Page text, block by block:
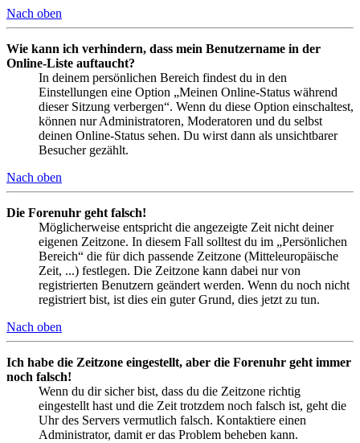
Nach oben
Wie kann ich verhindern, dass mein Benutzername in der
Online-Liste auftaucht?
In deinem persönlichen Bereich findest du in den
Einstellungen eine Option „Meinen Online-Status während
dieser Sitzung verbergen“. Wenn du diese Option einschaltest,
können nur Administratoren, Moderatoren und du selbst
deinen Online-Status sehen. Du wirst dann als unsichtbarer
Besucher gezählt.
Nach oben
Die Forenuhr geht falsch!
Möglicherweise entspricht die angezeigte Zeit nicht deiner
eigenen Zeitzone. In diesem Fall solltest du im „Persönlichen
Bereich“ die für dich passende Zeitzone (Mitteleuropäische
Zeit, ...) festlegen. Die Zeitzone kann dabei nur von
registrierten Benutzern geändert werden. Wenn du noch nicht
registriert bist, ist dies ein guter Grund, dies jetzt zu tun.
Nach oben
Ich habe die Zeitzone eingestellt, aber die Forenuhr geht immer
noch falsch!
Wenn du dir sicher bist, dass du die Zeitzone richtig
eingestellt hast und die Zeit trotzdem noch falsch ist, geht die
Uhr des Servers vermutlich falsch. Kontaktiere einen
Administrator, damit er das Problem beheben kann.